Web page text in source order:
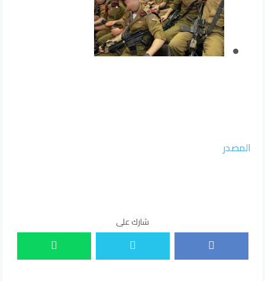
المصدر
شارك على